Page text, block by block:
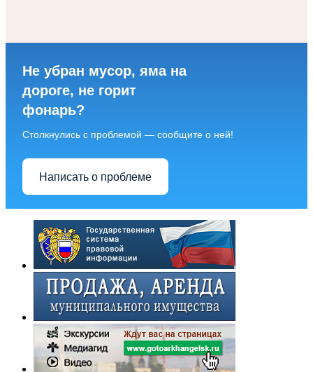
Не убран мусор, яма на
дороге, не горит
фонарь?
Столкнулись с проблемой — сообщите о ней!
Написать о проблеме